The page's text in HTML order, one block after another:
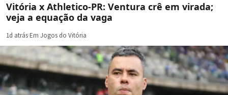
Vitória x Athletico-PR: Ventura crê em virada;
veja a equação da vaga
1d atrás·Em Jogos do Vitória